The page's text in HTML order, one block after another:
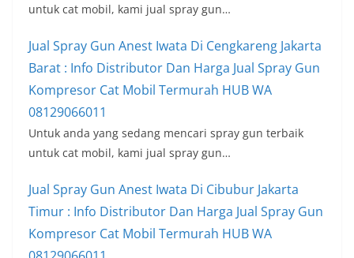
untuk cat mobil, kami jual spray gun…
Jual Spray Gun Anest Iwata Di Cengkareng Jakarta
Barat : Info Distributor Dan Harga Jual Spray Gun
Kompresor Cat Mobil Termurah HUB WA
08129066011
Untuk anda yang sedang mencari spray gun terbaik
untuk cat mobil, kami jual spray gun…
Jual Spray Gun Anest Iwata Di Cibubur Jakarta
Timur : Info Distributor Dan Harga Jual Spray Gun
Kompresor Cat Mobil Termurah HUB WA